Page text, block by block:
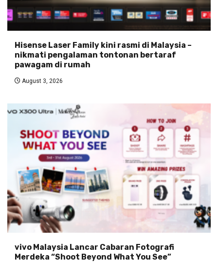
Hisense Laser Family kini rasmi di Malaysia –
nikmati pengalaman tontonan bertaraf
pawagam di rumah
August 3, 2026
vivo Malaysia Lancar Cabaran Fotografi
Merdeka “Shoot Beyond What You See”